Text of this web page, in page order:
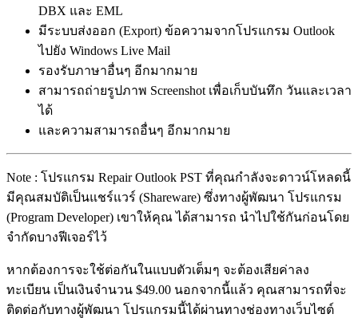
DBX และ EML
มีระบบส่งออก (Export) ข้อความจากโปรแกรม Outlook
ไปยัง Windows Live Mail
รองรับภาษาอื่นๆ อีกมากมาย
สามารถถ่ายรูปภาพ Screenshot เพื่อเก็บบันทึก วันและเวลา
ได้
และความสามารถอื่นๆ อีกมากมาย
Note : โปรแกรม Repair Outlook PST ที่คุณกำลังจะดาวน์โหลดนี้
มีคุณสมบัติเป็นแชร์แวร์ (Shareware) ซึ่งทางผู้พัฒนา โปรแกรม
(Program Developer) เขาให้คุณ ได้สามารถ นำไปใช้กันก่อนโดย
จำกัดบางฟีเจอร์ไว้
หากต้องการจะใช้ต่อกันในแบบตัวเต็มๆ จะต้องเสียค่าลง
ทะเบียน เป็นเงินจำนวน $49.00 นอกจากนี้แล้ว คุณสามารถที่จะ
ติดต่อกับทางผู้พัฒนา โปรแกรมนี้ได้ผ่านทางช่องทางเว็บไซต์